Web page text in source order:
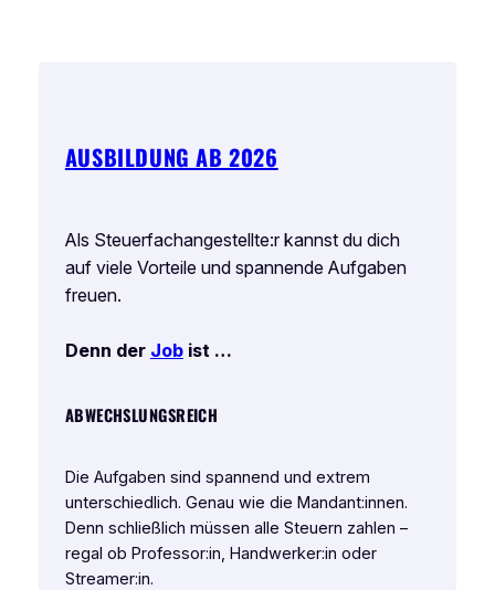
AUSBILDUNG AB 2026
Als Steuerfachangestellte:r kannst du dich
auf viele Vorteile und spannende Aufgaben
freuen.
Denn der Jobist …
ABWECHSLUNGSREICH
Die Aufgaben sind spannend und extrem
unterschiedlich. Genau wie die Mandant:innen.
Denn schließlich müssen alle Steuern zahlen –
regal ob Professor:in, Handwerker:in oder
Streamer:in.